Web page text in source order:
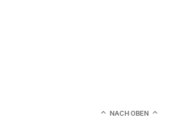
NACH OBEN